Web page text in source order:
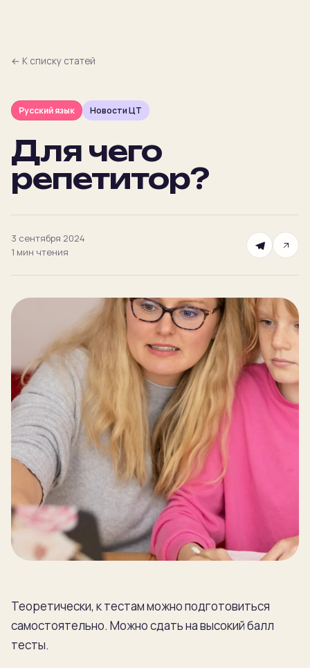
Главная
Преподаватели
Предметы
Цены
NEW
Блог
ЗАПИСЬ
Пробный урок
бесплатно
Записаться
← К списку статей
Русский язык Новости ЦТ
Для чего
репетитор?
3 сентября 2024
1 мин чтения
Теоретически, к тестам можно подготовиться
самостоятельно. Можно сдать на высокий балл
тесты.